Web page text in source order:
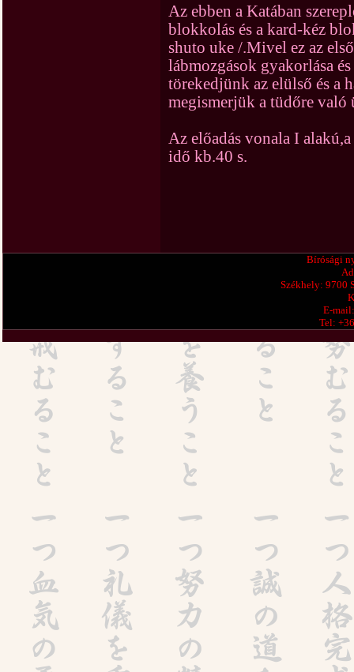
Az ebben a Katában
blokkolás és a kard-kéz
shuto uke /.Mivel ez az
lábmozgások gyakorlása
törekedjünk az elülső és a
megismerjük a tüdőre való
Az előadás vonala I
idő kb.40 s.
Bírósági
Székhely: 9700
E-
Tel: